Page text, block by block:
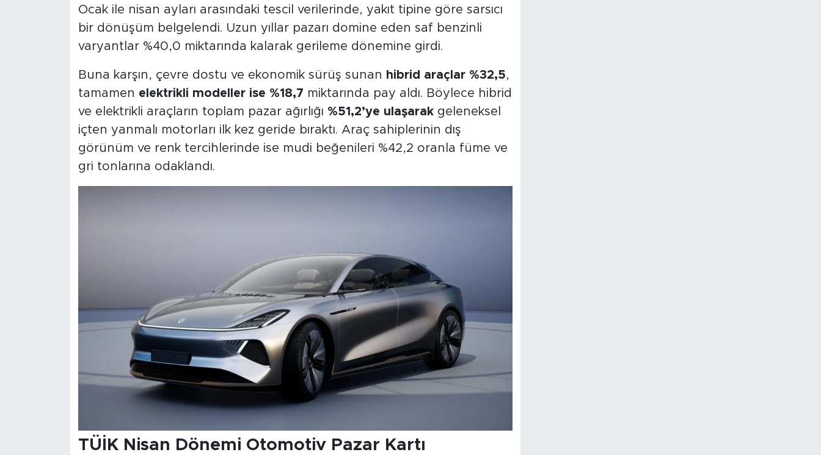
Ocak ile nisan ayları arasındaki tescil verilerinde, yakıt tipine göre sarsıcı
bir dönüşüm belgelendi. Uzun yıllar pazarı domine eden saf benzinli
varyantlar %40,0 miktarında kalarak gerileme dönemine girdi.
Buna karşın, çevre dostu ve ekonomik sürüş sunan hibrid araçlar %32,5,
tamamen elektrikli modeller ise %18,7 miktarında pay aldı. Böylece hibrid
ve elektrikli araçların toplam pazar ağırlığı %51,2’ye ulaşarakgeleneksel
içten yanmalı motorları ilk kez geride bıraktı. Araç sahiplerinin dış
görünüm ve renk tercihlerinde ise mudi beğenileri %42,2 oranla füme ve
gri tonlarına odaklandı.
TÜİK Nisan Dönemi Otomotiv Pazar Kartı